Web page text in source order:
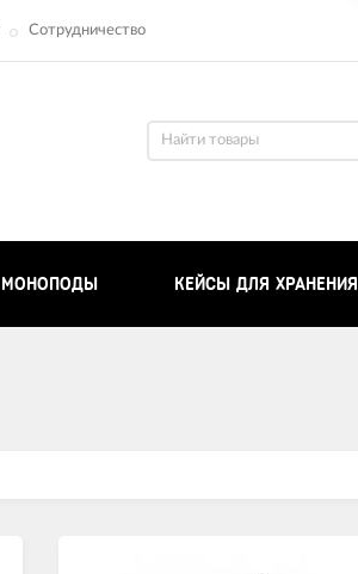
Сотрудничество
МОНОПОДЫ КЕЙСЫ ДЛЯ ХРАНЕНИЯ